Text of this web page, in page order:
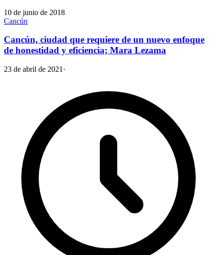
10 de junio de 2018
Cancún
Cancún, ciudad que requiere de un nuevo enfoque
de honestidad y eficiencia; Mara Lezama
23 de abril de 2021 ·